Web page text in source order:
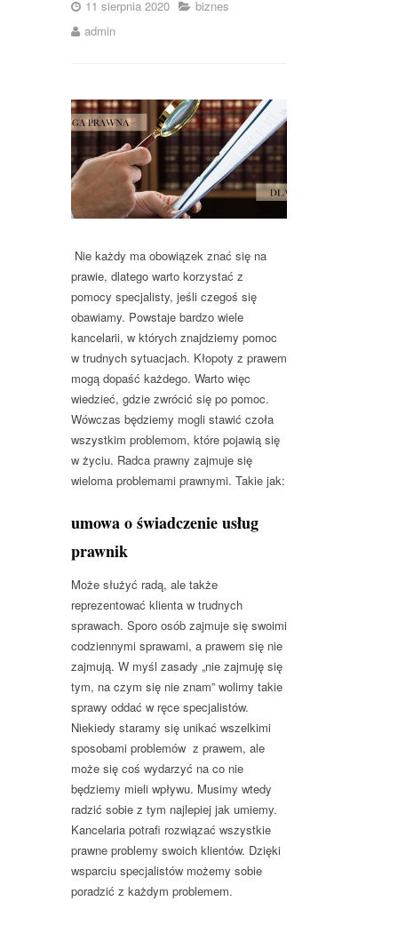
11 sierpnia 2020
biznes
admin
Nie każdy ma obowiązek znać się na
prawie, dlatego warto korzystać z
pomocy specjalisty, jeśli czegoś się
obawiamy. Powstaje bardzo wiele
kancelarii, w których znajdziemy pomoc
w trudnych sytuacjach. Kłopoty z prawem
mogą dopaść każdego. Warto więc
wiedzieć, gdzie zwrócić się po pomoc.
Wówczas będziemy mogli stawić czoła
wszystkim problemom, które pojawią się
w życiu. Radca prawny zajmuje się
wieloma problemami prawnymi. Takie jak:
umowa o świadczenie usług
prawnik
Może służyć radą, ale także
reprezentować klienta w trudnych
sprawach. Sporo osób zajmuje się swoimi
codziennymi sprawami, a prawem się nie
zajmują. W myśl zasady „nie zajmuję się
tym, na czym się nie znam” wolimy takie
sprawy oddać w ręce specjalistów.
Niekiedy staramy się unikać wszelkimi
sposobami problemów z prawem, ale
może się coś wydarzyć na co nie
będziemy mieli wpływu. Musimy wtedy
radzić sobie z tym najlepiej jak umiemy.
Kancelaria potrafi rozwiązać wszystkie
prawne problemy swoich klientów. Dzięki
wsparciu specjalistów możemy sobie
poradzić z każdym problemem.